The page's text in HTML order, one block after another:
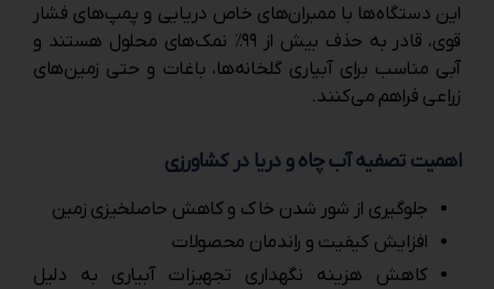
این دستگاه‌ها با ممبران‌های خاص دریایی و پمپ‌های فشار
قوی، قادر به حذف بیش از ۹۹٪ نمک‌های محلول هستند و
آبی مناسب برای آبیاری گلخانه‌ها، باغات و حتی زمین‌های
زراعی فراهم می‌کنند.
اهمیت تصفیه آب چاه و دریا در کشاورزی
جلوگیری از شور شدن خاک و کاهش حاصلخیزی زمین
افزایش کیفیت و راندمان محصولات
کاهش هزینه نگهداری تجهیزات آبیاری به دلیل